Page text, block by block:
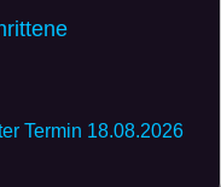
Termin 18.08.2026